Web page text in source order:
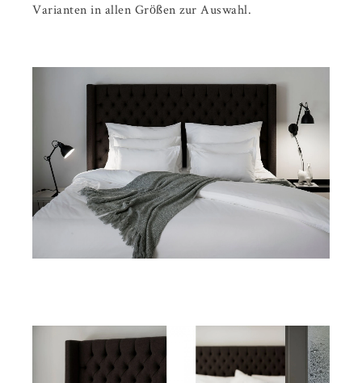
Varianten in allen Größen zur Auswahl.